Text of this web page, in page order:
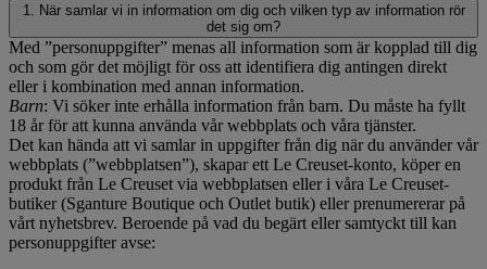
1. När samlar vi in information om dig och vilken typ av information rör
det sig om?
Med ”personuppgifter” menas all information som är kopplad till dig
och som gör det möjligt för oss att identifiera dig antingen direkt
eller i kombination med annan information.
Barn: Vi söker inte erhålla information från barn. Du måste ha fyllt
18 år för att kunna använda vår webbplats och våra tjänster.
Det kan hända att vi samlar in uppgifter från dig när du använder vår
webbplats (”webbplatsen”), skapar ett Le Creuset-konto, köper en
produkt från Le Creuset via webbplatsen eller i våra Le Creuset-
butiker (Sganture Boutique och Outlet butik) eller prenumererar på
vårt nyhetsbrev. Beroende på vad du begärt eller samtyckt till kan
personuppgifter avse: